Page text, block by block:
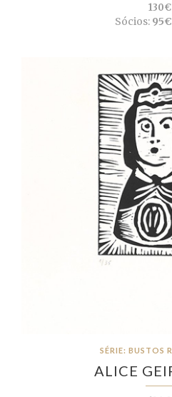
130€
Sócios:
SÉRIE: BUSTOS
ALICE